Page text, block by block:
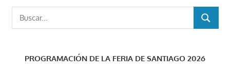
Buscar:
BUSCAR
PROGRAMACIÓN DE LA FERIA DE SANTIAGO 2026